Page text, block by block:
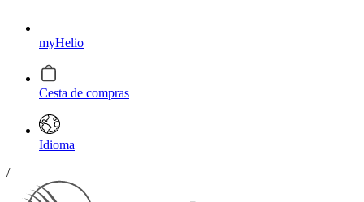
myHelio
Cesta de compras
Idioma
/